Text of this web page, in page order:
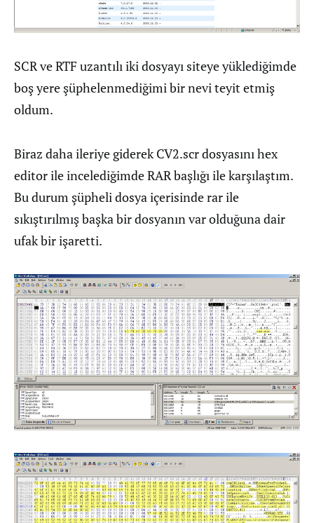
SCR ve RTF uzantılı iki dosyayı siteye yüklediğimde
boş yere şüphelenmediğimi bir nevi teyit etmiş
oldum.
Biraz daha ileriye giderek CV2.scr dosyasını hex
editor ile incelediğimde RAR başlığı ile karşılaştım.
Bu durum şüpheli dosya içerisinde rar ile
sıkıştırılmış başka bir dosyanın var olduğuna dair
ufak bir işaretti.